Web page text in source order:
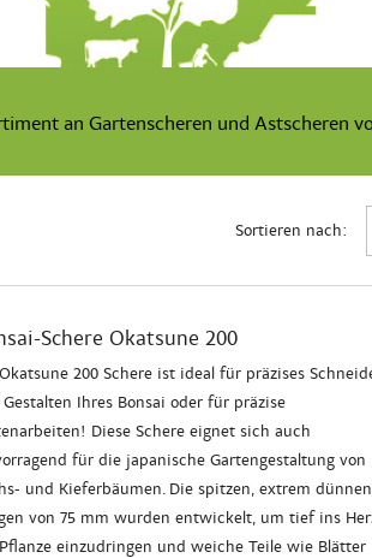
an Gartenscheren und Astscheren
Sortieren nach:
Schere Okatsune 200
200 Schere ist ideal für präzises
Ihres Bonsai oder für präzise
Diese Schere eignet sich auch
für die japanische Gartengestaltung von
und Kieferbäumen. Die spitzen, extrem dünnen
von 75 mm wurden entwickelt, um tief ins
einzudringen und weiche Teile wie Blätter